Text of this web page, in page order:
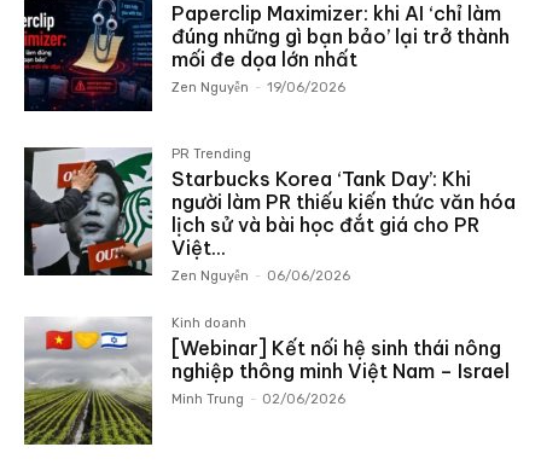
Paperclip Maximizer: khi AI ‘chỉ làm
đúng những gì bạn bảo’ lại trở thành
mối đe dọa lớn nhất
Zen Nguyễn - 19/06/2026
PR Trending
Starbucks Korea ‘Tank Day’: Khi
người làm PR thiếu kiến thức văn hóa
lịch sử và bài học đắt giá cho PR
Việt...
Zen Nguyễn - 06/06/2026
Kinh doanh
[Webinar] Kết nối hệ sinh thái nông
nghiệp thông minh Việt Nam – Israel
Minh Trung - 02/06/2026